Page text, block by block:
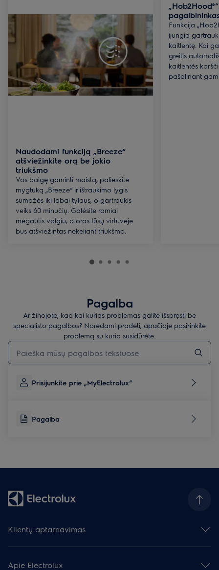
Naudodami funkciją „Breeze“
atšviežinkite orą be jokio
triukšmo
Vos baigę gaminti maistą, palieskite
mygtuką „Breeze“ ir ištraukimo lygis
sumažės iki labai tylaus, o gartraukis
veiks 60 minučių. Galėsite ramiai
mėgautis valgiu, o oras Jūsų virtuvėje
bus atšviežintas nekeliant triukšmo.
Funkcija
įjungia
kaitlentę. Kai
greitis
kaitlentės
pašalinant
Pagalba
Ar žinojote, kad kai kurias problemas galite išspręsti be
specialisto pagalbos? Norėdami pradėti, apačioje pasirinkite
problemą su kuria susidūrėte.
Įveskite tekstą, jei norite ieškoti pagalbinių straipsnių
Prisijunkite prie „MyElectrolux“
Pagalba
Klientų aptarnavimas
Palikite atsiliepimą
Apie Electrolux